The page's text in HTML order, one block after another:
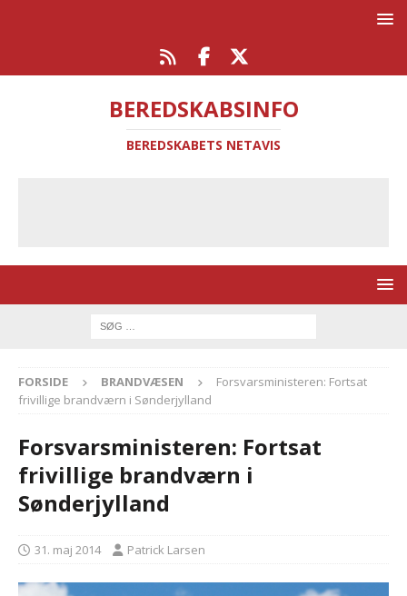
BEREDSKABSINFO
BEREDSKABETS NETAVIS
FORSIDE BRANDVÆSEN
Forsvarsministeren: Fortsat
frivillige brandværn i Sønderjylland
Forsvarsministeren: Fortsat
frivillige brandværn i
Sønderjylland
31. maj 2014 Patrick Larsen